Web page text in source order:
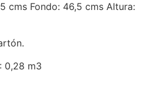
cms Fondo: 46,5 cms Altura:
0,28 m3